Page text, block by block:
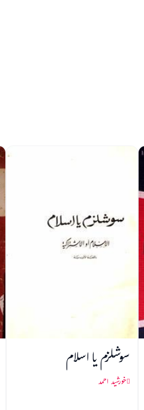
سوشلزم یا اسلام
خورشید احمد